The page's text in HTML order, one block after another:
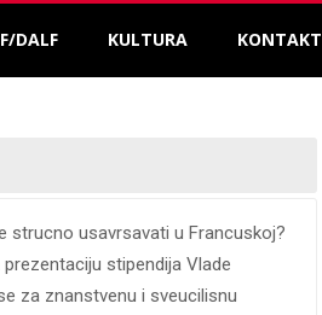
DALF KULTURA KONTAKT
strucno usavrsavati u Francuskoj?
stipendija Vlade
za znanstvenu i sveucilisnu